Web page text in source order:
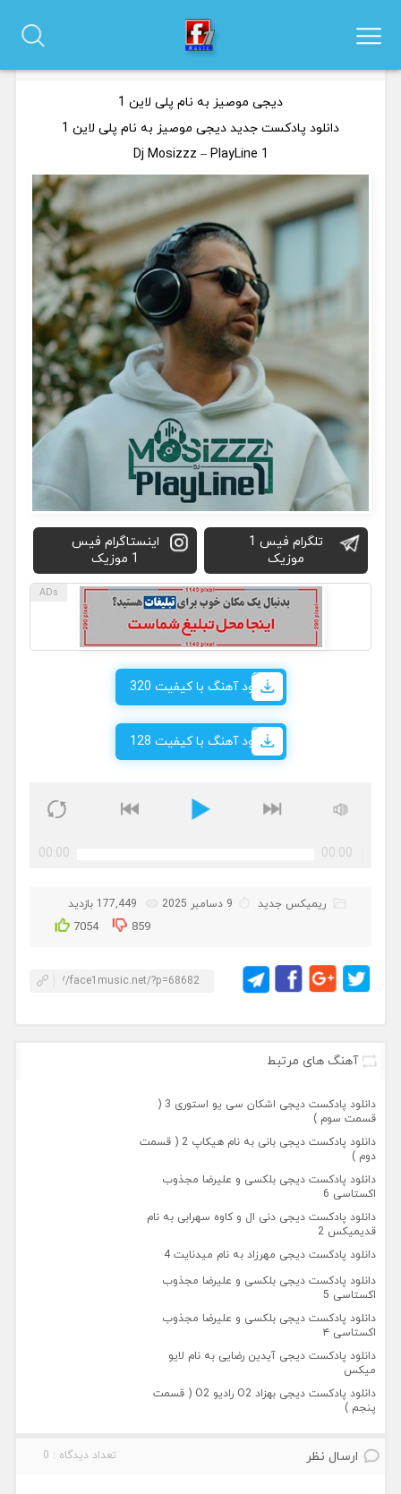
دانلود پادکست دیجی موصیز به نام پلی لاین 1
دیجی موصیز به نام پلی لاین 1
دانلود پادکست جدید دیجی موصیز به نام پلی لاین 1
Dj Mosizzz – PlayLine 1
تلگرام فیس 1
موزیک
اینستاگرام فیس
1 موزیک
دانلود آهنگ با کیفیت 320
دانلود آهنگ با کیفیت 128
00:00
00:00
ریمیکس جدید 9 دسامبر 2025 177,449 بازدید
7054 859
آهنگ های مرتبط
دانلود پادکست دیجی اشکان سی یو استوری 3 (
قسمت سوم )
دانلود پادکست دیجی بانی به نام هیکاپ 2 ( قسمت
دوم )
دانلود پادکست دیجی بلکسی و علیرضا مجذوب
اکستاسی 6
دانلود پادکست دیجی دنی ال و کاوه سهرابی به نام
قدیمیکس 2
دانلود پادکست دیجی مهرزاد به نام میدنایت 4
دانلود پادکست دیجی بلکسی و علیرضا مجذوب
اکستاسی 5
دانلود پادکست دیجی بلکسی و علیرضا مجذوب
اکستاسی ۴
دانلود پادکست دیجی آیدین رضایی به نام لایو
میکس
دانلود پادکست دیجی بهزاد O2 رادیو O2 ( قسمت
پنجم )
ارسال نظر تعداد دیدگاه : 0